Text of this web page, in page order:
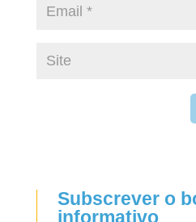
Subscrever o
informativo